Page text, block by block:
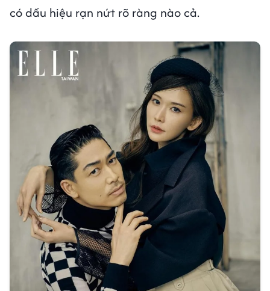
có dấu hiệu rạn nứt rõ ràng nào cả.